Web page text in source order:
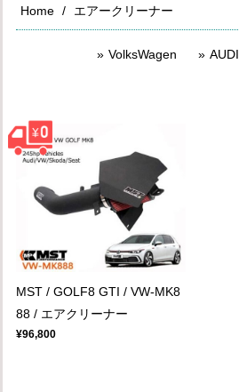
Home エアークリーナー
VolksWagen AUDI
MST / GOLF8 GTI / VW-MK8
88 / エアクリーナー
¥96,800